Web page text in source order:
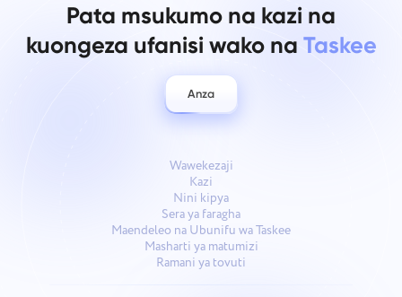
Pata msukumo na kazi na
kuongeza ufanisi wako na Taskee
Anza
Wawekezaji
Kazi
Nini kipya
Sera ya faragha
Maendeleo na Ubunifu wa Taskee
Masharti ya matumizi
Ramani ya tovuti